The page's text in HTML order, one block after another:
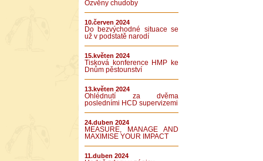
Ozvěny chudoby
10.červen 2024
Do bezvýchodné situace se
už v podstatě narodí
15.květen 2024
Tisková konference HMP ke
Dnům pěstounství
13.květen 2024
Ohlédnutí za dvěma
posledními HCD supervizemi
24.duben 2024
MEASURE, MANAGE AND
MAXIMISE YOUR IMPACT
11.duben 2024